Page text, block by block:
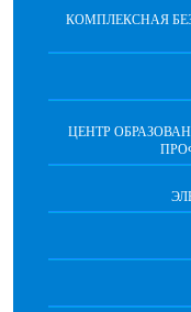
КОМПЛЕКСНАЯ
ЦЕНТР